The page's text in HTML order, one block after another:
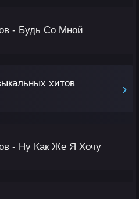
- Будь Со Мной
хитов ›
- Ну Как Же Я Хочу